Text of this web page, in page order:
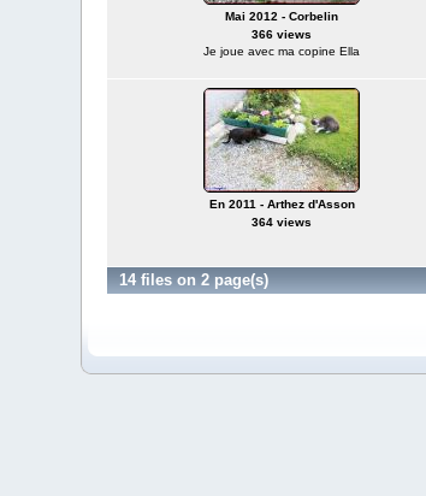
Mai 2012 - Corbelin
366 views
Je joue avec ma copine Ella
En 2011 - Arthez d'Asson
364 views
14 files on 2 page(s)